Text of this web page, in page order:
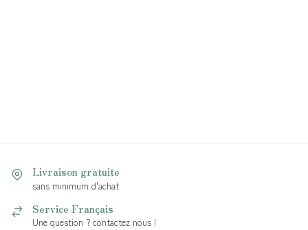
Livraison gratuite
sans minimum d'achat
Service Français
Une question ? contactez nous !